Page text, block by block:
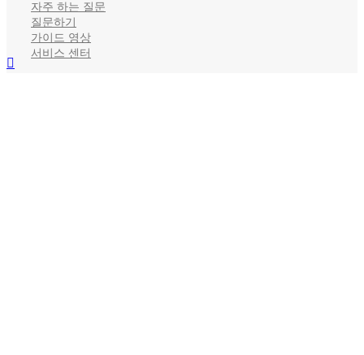
자주 하는 질문
질문하기
가이드 영상
서비스 센터